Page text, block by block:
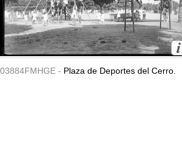
03884FMHGE - Plaza de Deportes del Cerro.